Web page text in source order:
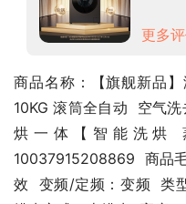
更多
商品名称：【旗舰新品
10KG 滚筒全自动  空气
烘一体【智能洗烘
10037915208869  商品
效  变频/定频：变频  类